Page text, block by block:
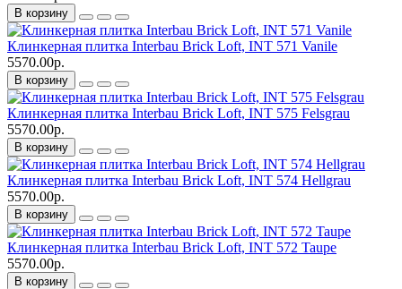
В корзину
Клинкерная плитка Interbau Brick Loft, INT 571 Vanile
5570.00р.
В корзину
Клинкерная плитка Interbau Brick Loft, INT 575 Felsgrau
5570.00р.
В корзину
Клинкерная плитка Interbau Brick Loft, INT 574 Hellgrau
5570.00р.
В корзину
Клинкерная плитка Interbau Brick Loft, INT 572 Taupe
5570.00р.
В корзину